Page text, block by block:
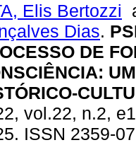
Elis Bertozzi
Dias.
DE
vol.22, n.2,
ISSN 2359-